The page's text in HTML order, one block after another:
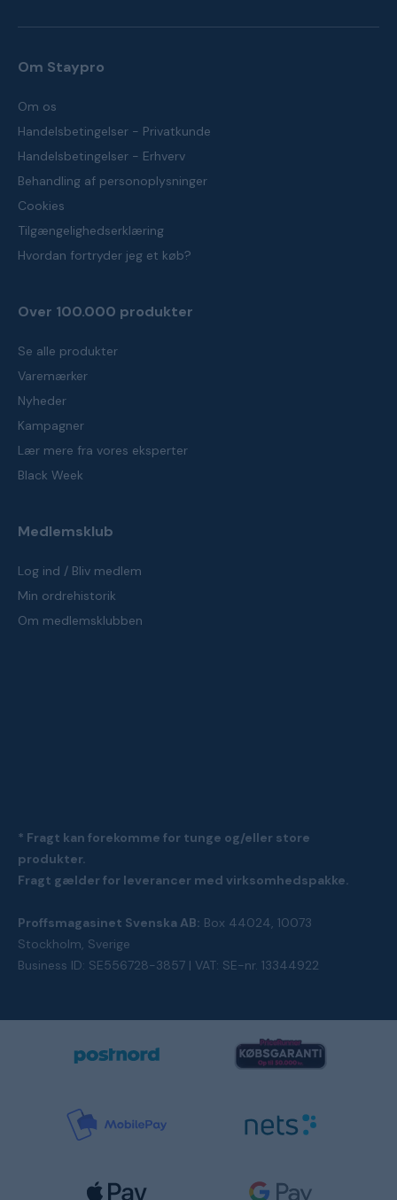
Om Staypro
Om os
Handelsbetingelser - Privatkunde
Handelsbetingelser - Erhverv
Behandling af personoplysninger
Cookies
Tilgængelighedserklæring
Hvordan fortryder jeg et køb?
Over 100.000 produkter
Se alle produkter
Varemærker
Nyheder
Kampagner
Lær mere fra vores eksperter
Black Week
Medlemsklub
Log ind / Bliv medlem
Min ordrehistorik
Om medlemsklubben
* Fragt kan forekomme for tunge og/eller store
produkter.
Fragt gælder for leverancer med virksomhedspakke.
Proffsmagasinet Svenska AB: Box 44024, 10073
Stockholm, Sverige
Business ID: SE556728-3857 | VAT: SE-nr. 13344922